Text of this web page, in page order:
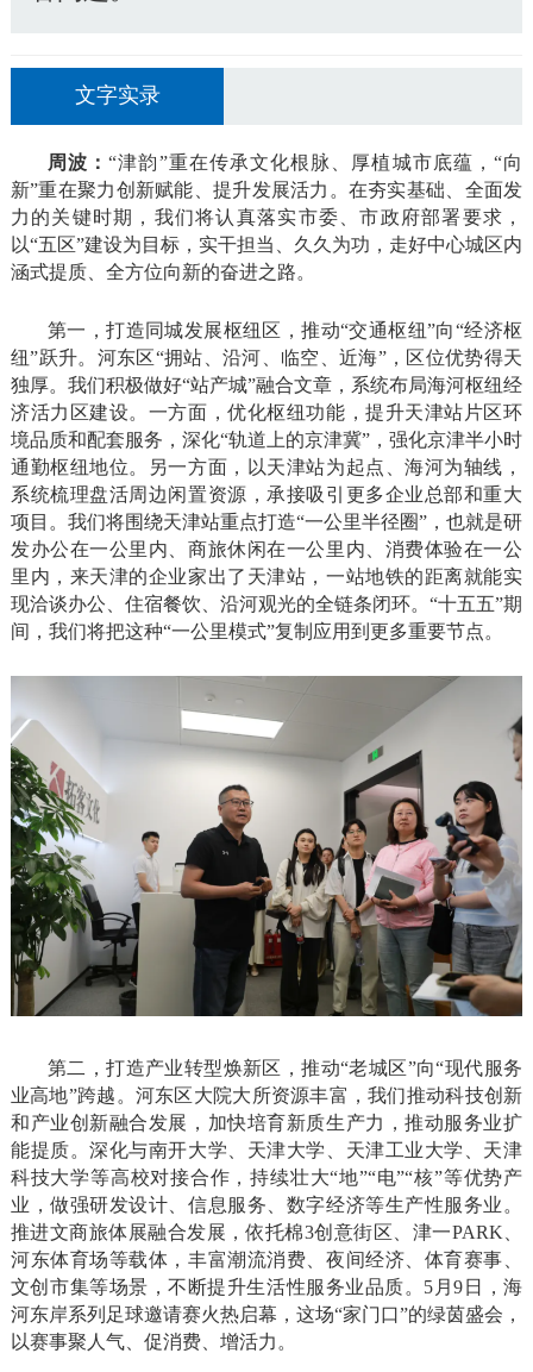
文字实录
周波：“津韵”重在传承文化根脉、厚植城市底蕴，“向
新”重在聚力创新赋能、提升发展活力。在夯实基础、全面发
力的关键时期，我们将认真落实市委、市政府部署要求，
以“五区”建设为目标，实干担当、久久为功，走好中心城区内
涵式提质、全方位向新的奋进之路。
第一，打造同城发展枢纽区，推动“交通枢纽”向“经济枢
纽”跃升。河东区“拥站、沿河、临空、近海”，区位优势得天
独厚。我们积极做好“站产城”融合文章，系统布局海河枢纽经
济活力区建设。一方面，优化枢纽功能，提升天津站片区环
境品质和配套服务，深化“轨道上的京津冀”，强化京津半小时
通勤枢纽地位。另一方面，以天津站为起点、海河为轴线，
系统梳理盘活周边闲置资源，承接吸引更多企业总部和重大
项目。我们将围绕天津站重点打造“一公里半径圈”，也就是研
发办公在一公里内、商旅休闲在一公里内、消费体验在一公
里内，来天津的企业家出了天津站，一站地铁的距离就能实
现洽谈办公、住宿餐饮、沿河观光的全链条闭环。“十五五”期
间，我们将把这种“一公里模式”复制应用到更多重要节点。
第二，打造产业转型焕新区，推动“老城区”向“现代服务
业高地”跨越。河东区大院大所资源丰富，我们推动科技创新
和产业创新融合发展，加快培育新质生产力，推动服务业扩
能提质。深化与南开大学、天津大学、天津工业大学、天津
科技大学等高校对接合作，持续壮大“地”“电”“核”等优势产
业，做强研发设计、信息服务、数字经济等生产性服务业。
推进文商旅体展融合发展，依托棉3创意街区、津一PARK、
河东体育场等载体，丰富潮流消费、夜间经济、体育赛事、
文创市集等场景，不断提升生活性服务业品质。5月9日，海
河东岸系列足球邀请赛火热启幕，这场“家门口”的绿茵盛会，
以赛事聚人气、促消费、增活力。